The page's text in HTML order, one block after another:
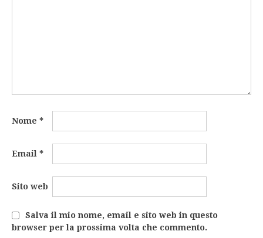
Nome *
Email *
Sito web
Salva il mio nome, email e sito web in questo
browser per la prossima volta che commento.